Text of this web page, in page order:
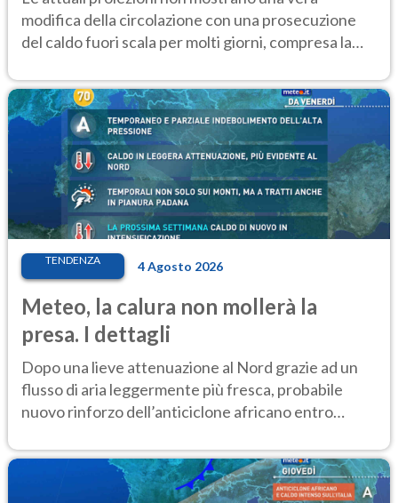
modifica della circolazione con una prosecuzione
del caldo fuori scala per molti giorni, compresa la
TENDENZA 4 Agosto 2026
Meteo, la calura non mollerà la
presa. I dettagli
Dopo una lieve attenuazione al Nord grazie ad un
flusso di aria leggermente più fresca, probabile
nuovo rinforzo dell’anticiclone africano entro